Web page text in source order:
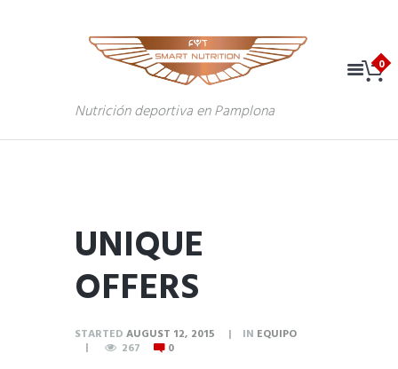
Nutrición deportiva en Pamplona
UNIQUE
OFFERS
STARTED AUGUST 12, 2015 IN EQUIPO
267
0